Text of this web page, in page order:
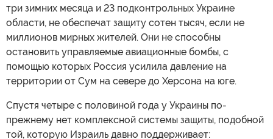
три зимних месяца и 23 подконтрольных Украине
области, не обеспечат защиту сотен тысяч, если не
миллионов мирных жителей. Они не способны
остановить управляемые авиационные бомбы, с
помощью которых Россия усилила давление на
территории от Сум на севере до Херсона на юге.
Спустя четыре с половиной года у Украины по-
прежнему нет комплексной системы защиты, подобной
той, которую Израиль давно поддерживает: